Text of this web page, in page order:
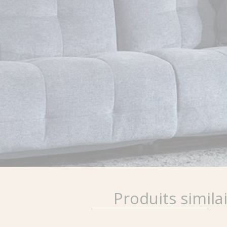
Produits